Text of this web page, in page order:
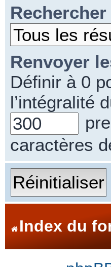
Renvoyer
Définir à 0
l’intégralité
caractères
Index du